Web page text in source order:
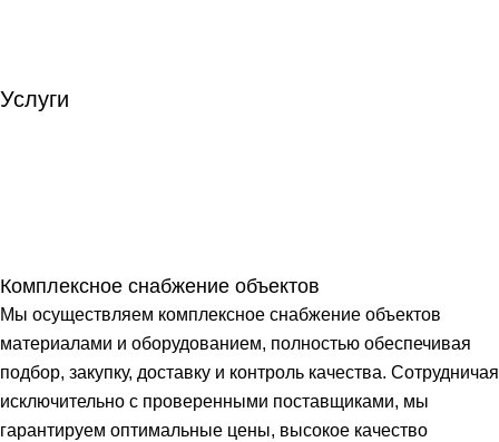
Услуги
Комплексное снабжение объектов
Мы осуществляем комплексное снабжение объектов
материалами и оборудованием, полностью обеспечивая
подбор, закупку, доставку и контроль качества. Сотрудничая
исключительно с проверенными поставщиками, мы
гарантируем оптимальные цены, высокое качество